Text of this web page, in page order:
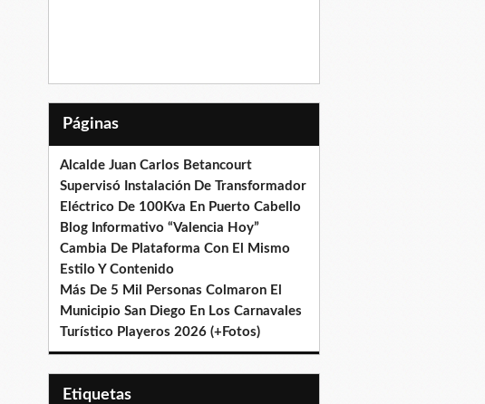
Páginas
Alcalde Juan Carlos Betancourt
Supervisó Instalación De Transformador
Eléctrico De 100Kva En Puerto Cabello
Blog Informativo “Valencia Hoy”
Cambia De Plataforma Con El Mismo
Estilo Y Contenido
Más De 5 Mil Personas Colmaron El
Municipio San Diego En Los Carnavales
Turístico Playeros 2026 (+Fotos)
Etiquetas